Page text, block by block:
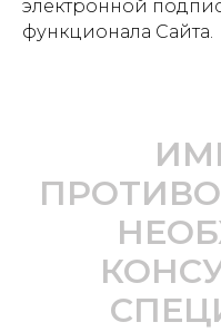
электронной
функционала Сайта.